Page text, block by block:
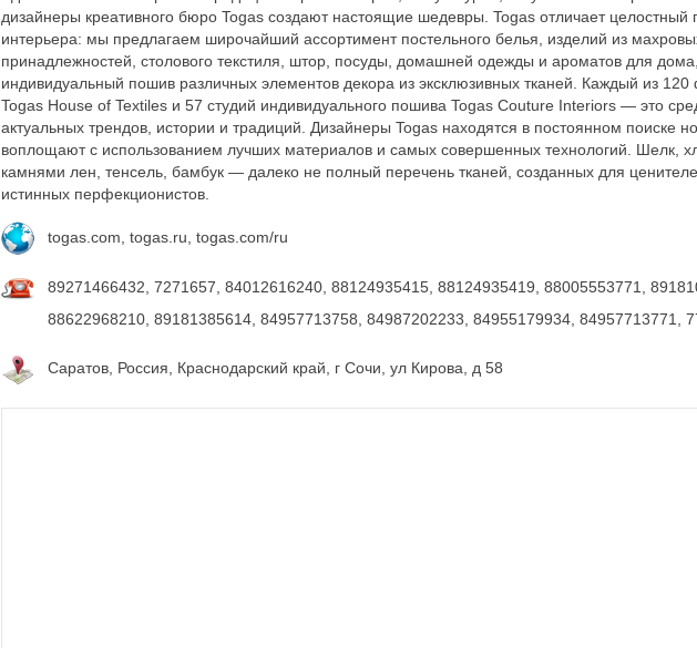
дизайнеры креативного бюро Togas создают настоящие шедевры. Togas отличает
интерьера: мы предлагаем широчайший ассортимент постельного белья, изделий из
принадлежностей, столового текстиля, штор, посуды, домашней одежды и ароматов для
индивидуальный пошив различных элементов декора из эксклюзивных тканей. Каждый из
Togas House of Textiles и 57 студий индивидуального пошива Togas Couture Interiors — это
актуальных трендов, истории и традиций. Дизайнеры Togas находятся в постоянном поиске
воплощают с использованием лучших материалов и самых совершенных технологий. Шелк,
камнями лен, тенсель, бамбук — далеко не полный перечень тканей, созданных для
истинных перфекционистов.
togas.com, togas.ru, togas.com/ru
89271466432, 7271657, 84012616240, 88124935415, 88124935419, 88005553771,
88622968210, 89181385614, 84957713758, 84987202233, 84955179934, 84957713771,
Саратов, Россия, Краснодарский край, г Сочи, ул Кирова, д 58